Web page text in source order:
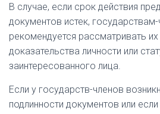
В случае, если срок действия
документов истек,
рекомендуется рассматривать
доказательства личности или
заинтересованного лица.
Если у государств-членов
подлинности документов или если